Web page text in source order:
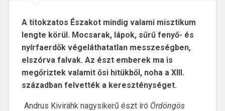
A titokzatos Északot mindig valami misztikum
lengte körül. Mocsarak, lápok, sűrű fenyő- és
nyírfaerdők végeláthatatlan messzeségben,
elszórva falvak. Az észt emberek ma is
megőriztek valamit ősi hitükből, noha a XIII.
században felvették a kereszténységet.
Andrus Kivirähk nagysikerű észt író Ördöngös